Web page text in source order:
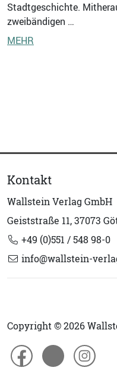
Stadtgeschichte.
zweibändigen …
MEHR
Kontakt
Wallstein Verlag GmbH
Geiststraße 11, 37073
+49 (0)551 / 548 98-0
info@wallstein-
Copyright © 2026